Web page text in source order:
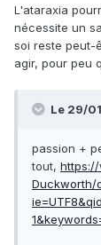
L'ataraxia
nécessite un
soi reste peut-
agir, pour peu
Le 29/
passion +
tout,
Duckworth/